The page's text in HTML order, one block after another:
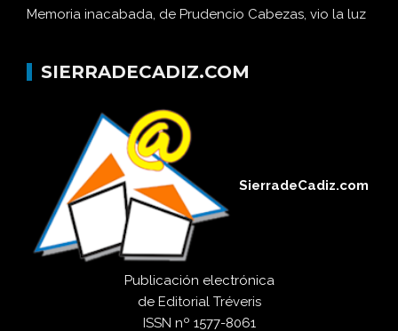
Memoria inacabada, de Prudencio Cabezas, vio la luz
SIERRADECADIZ.COM
SierradeCadiz.com
Publicación electrónica
de Editorial Tréveris
ISSN nº 1577-8061